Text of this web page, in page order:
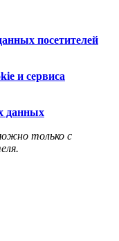
посетителей
и сервиса
данных
только с